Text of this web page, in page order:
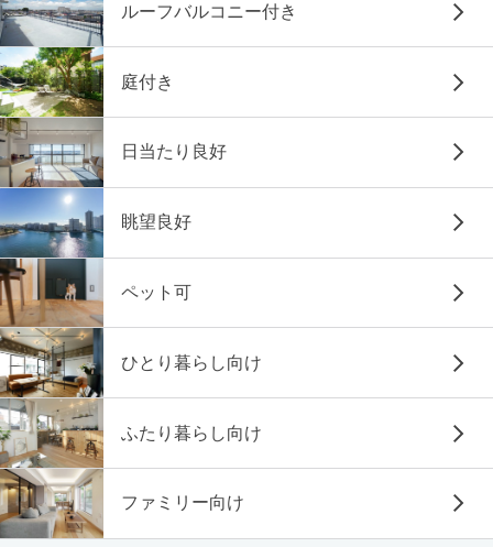
ルーフバルコニー付き
庭付き
日当たり良好
眺望良好
ペット可
ひとり暮らし向け
ふたり暮らし向け
ファミリー向け